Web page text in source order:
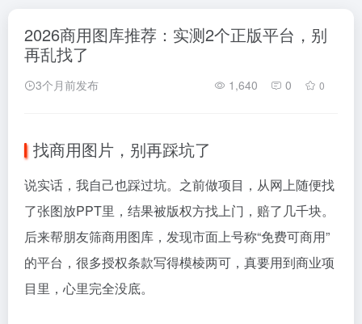
2026商用图库推荐：实测2个正版平台，别
再乱找了
3个月前发布 1,640 0 0
找商用图片，别再踩坑了
说实话，我自己也踩过坑。之前做项目，从网上随便找
了张图放PPT里，结果被版权方找上门，赔了几千块。
后来帮朋友筛商用图库，发现市面上号称“免费可商用”
的平台，很多授权条款写得模棱两可，真要用到商业项
目里，心里完全没底。